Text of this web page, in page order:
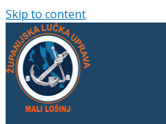
Skip to content